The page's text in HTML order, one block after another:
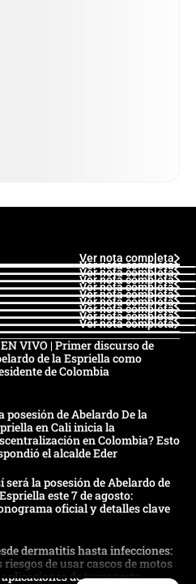
Ver nota completa
Ver nota completa
Ver nota completa
Ver nota completa
Ver nota completa
Ver nota completa
Ver nota completa
Ver nota completa
Ver nota completa
Ver nota completa
VIVO | Primer discurso de
de la Espriella como
de Colombia
posesión de Abelardo De la
en Cali inicia la
en Colombia? Esto
el alcalde Eder
será la posesión de Abelardo de
este 7 de agosto:
oficial y detalles clave
dermatitis hasta infecciones:
riesgos de usar cascos de motos
aplicaciones de transporte